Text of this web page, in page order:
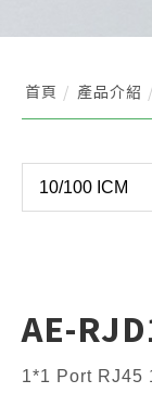
首頁 產品介紹
AE-
1*1 Port RJ45